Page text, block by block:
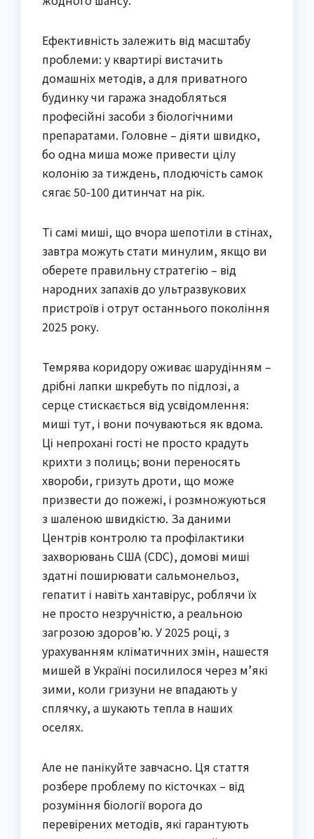
Ефективність залежить від масштабу
проблеми: у квартирі вистачить
домашніх методів, а для приватного
будинку чи гаража знадобляться
професійні засоби з біологічними
препаратами. Головне – діяти швидко,
бо одна миша може привести цілу
колонію за тиждень, плодючість самок
сягає 50-100 дитинчат на рік.
Ті самі миші, що вчора шепотіли в стінах,
завтра можуть стати минулим, якщо ви
оберете правильну стратегію – від
народних запахів до ультразвукових
пристроїв і отрут останнього покоління
2025 року.
Темрява коридору оживає шарудінням –
дрібні лапки шкребуть по підлозі, а
серце стискається від усвідомлення:
миші тут, і вони почуваються як вдома.
Ці непрохані гості не просто крадуть
крихти з полиць; вони переносять
хвороби, гризуть дроти, що може
призвести до пожежі, і розмножуються
з шаленою швидкістю. За даними
Центрів контролю та профілактики
захворювань США (CDC), домові миші
здатні поширювати сальмонельоз,
гепатит і навіть хантавірус, роблячи їх
не просто незручністю, а реальною
загрозою здоров’ю. У 2025 році, з
урахуванням кліматичних змін, нашестя
мишей в Україні посилилося через м’які
зими, коли гризуни не впадають у
сплячку, а шукають тепла в наших
оселях.
Але не панікуйте завчасно. Ця стаття
розбере проблему по кісточках – від
розуміння біології ворога до
перевірених методів, які гарантують